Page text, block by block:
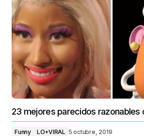
23 mejores parecidos razonables
Funny LO+VIRAL 5 octubre, 2019